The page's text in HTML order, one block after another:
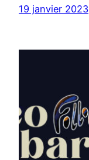
19 janvier 2023